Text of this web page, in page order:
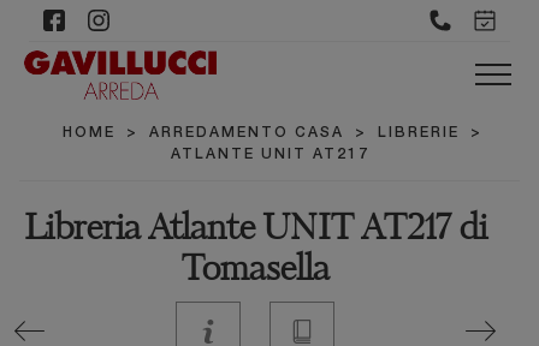
HOME > ARREDAMENTO CASA > LIBRERIE
>
ATLANTE UNIT AT217
Libreria Atlante UNIT AT217 di
Tomasella